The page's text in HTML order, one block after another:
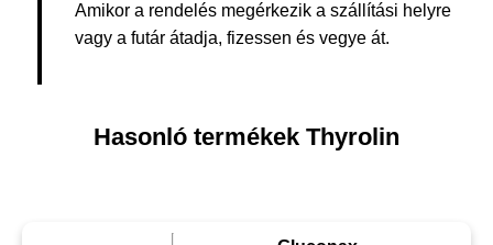
Amikor a rendelés megérkezik a szállítási helyre
vagy a futár átadja, fizessen és vegye át.
Hasonló termékek Thyrolin